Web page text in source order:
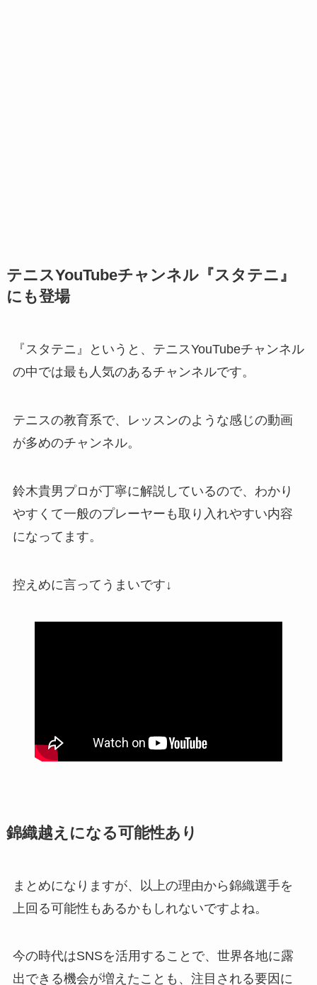
テニスYouTubeチャンネル『スタテニ』
にも登場
『スタテニ』というと、テニスYouTubeチャンネル
の中では最も人気のあるチャンネルです。
テニスの教育系で、レッスンのような感じの動画
が多めのチャンネル。
鈴木貴男プロが丁寧に解説しているので、わかり
やすくて一般のプレーヤーも取り入れやすい内容
になってます。
控えめに言ってうまいです↓
錦織越えになる可能性あり
まとめになりますが、以上の理由から錦織選手を
上回る可能性もあるかもしれないですよね。
今の時代はSNSを活用することで、世界各地に露
出できる機会が増えたことも、注目される要因に